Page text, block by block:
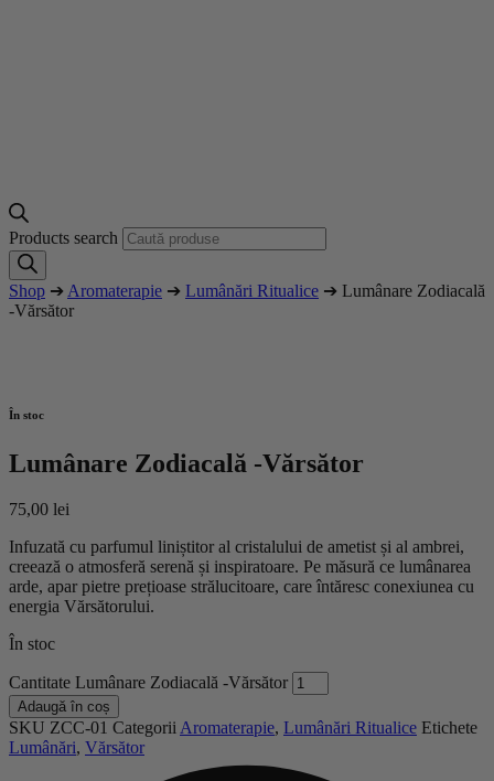
Products search
Shop ➔ Aromaterapie ➔ Lumânări Ritualice ➔ Lumânare Zodiacală
-Vărsător
În stoc
Lumânare Zodiacală -Vărsător
75,00 lei
Infuzată cu parfumul liniștitor al cristalului de ametist și al ambrei,
creează o atmosferă serenă și inspiratoare. Pe măsură ce lumânarea
arde, apar pietre prețioase strălucitoare, care întăresc conexiunea cu
energia Vărsătorului.
În stoc
Cantitate Lumânare Zodiacală -Vărsător
Adaugă în coș
SKU ZCC-01 CategoriiAromaterapie, Lumânări Ritualice Etichete
Lumânări, Vărsător